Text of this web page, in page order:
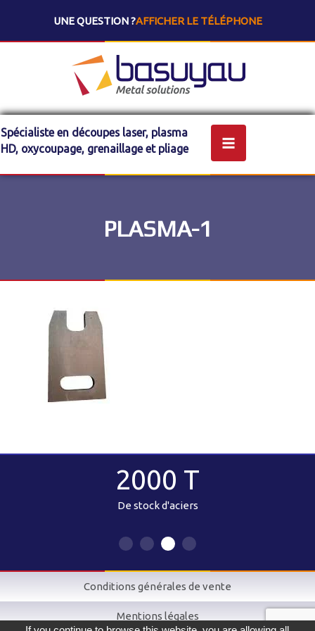
UNE QUESTION ?AFFICHER LE TÉLÉPHONE
Spécialiste en découpes laser, plasma
HD, oxycoupage, grenaillage et pliage
PLASMA-1
2000 T
De stock d'aciers
Conditions générales de vente
Mentions légales